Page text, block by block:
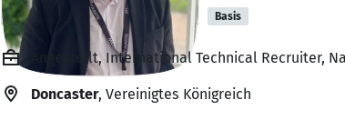
Liam Hollinshead Basis
Angestellt, International Technical Recruiter,
Doncaster, Vereinigtes Königreich